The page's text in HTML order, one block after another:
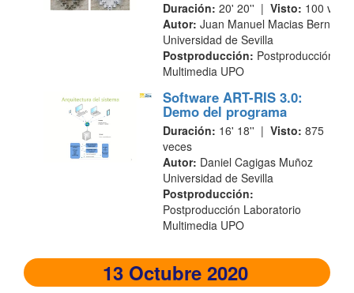
Duración: 20' 20'' | Visto: 100
Autor: Juan Manuel Macias Bernal
Universidad de Sevilla
Postproducción: Postproducción
Multimedia UPO
Software ART-RIS 3.0:
Demo del programa
Duración: 16' 18'' | Visto: 875
veces
Autor: Daniel Cagigas Muñoz
Universidad de Sevilla
Postproducción:
Postproducción Laboratorio
Multimedia UPO
13 Octubre 2020